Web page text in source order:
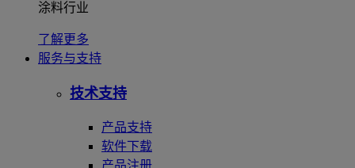
涂料行业
了解更多
服务与支持
技术支持
产品支持
软件下载